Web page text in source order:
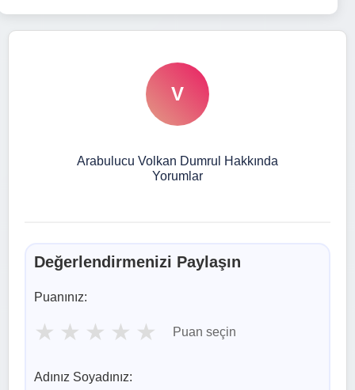
V
Arabulucu Volkan Dumrul Hakkında
Yorumlar
Değerlendirmenizi Paylaşın
Puanınız:
★ ★ ★ ★ ★ Puan seçin
Adınız Soyadınız: